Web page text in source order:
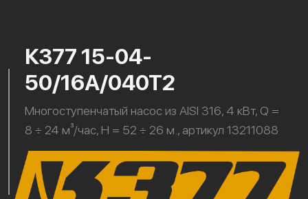
К377 15-04-
50/16А/040Т2
Многоступенчатый насос из AISI 316, 4 кВт, Q =
8 ÷ 24 м³/час, H = 52 ÷ 26 м., артикул 13211088